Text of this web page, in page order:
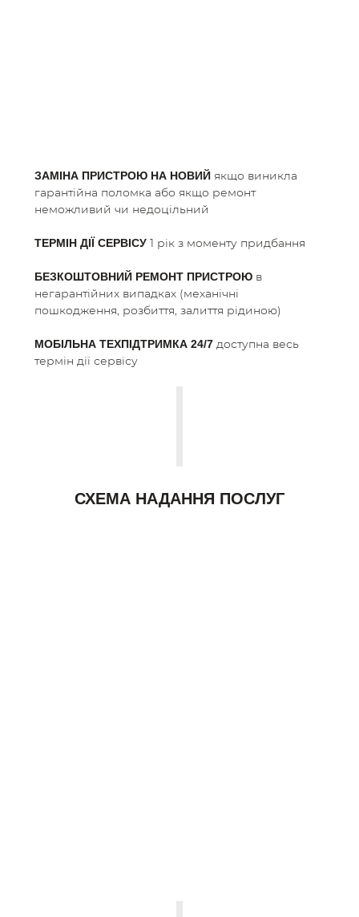
ЗАМІНА ПРИСТРОЮ НА НОВИЙ якщо виникла
гарантійна поломка або якщо ремонт
неможливий чи недоцільний
ТЕРМІН ДІЇ СЕРВІСУ1 рік з моменту придбання
БЕЗКОШТОВНИЙ РЕМОНТ ПРИСТРОЮ в
негарантійних випадках (механічні
пошкодження, розбиття, залиття рідиною)
МОБІЛЬНА ТЕХПІДТРИМКА 24/7 доступна весь
термін дії сервісу
СХЕМА НАДАННЯ ПОСЛУГ